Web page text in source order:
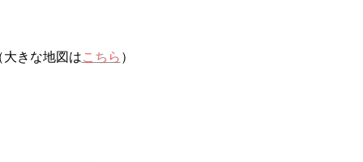
大きな地図はこちら ）